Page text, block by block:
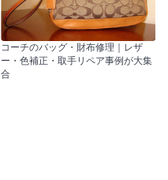
コーチのバッグ・財布修理｜レザ
ー・色補正・取手リペア事例が大集
合